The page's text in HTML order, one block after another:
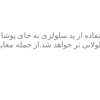
از پد سلولزی به جای
تر خواهد شد.از جمله